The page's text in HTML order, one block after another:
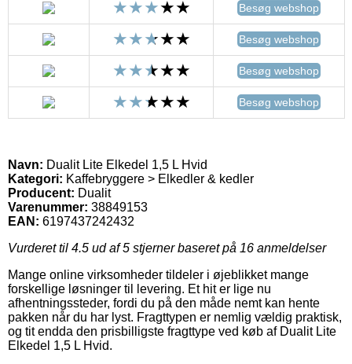
Besøg webshop
Besøg webshop
Besøg webshop
Besøg webshop
Navn: Dualit Lite Elkedel 1,5 L Hvid
Kategori: Kaffebryggere > Elkedler & kedler
Producent: Dualit
Varenummer: 38849153
EAN: 6197437242432
Vurderet til 4.5 ud af 5 stjerner baseret på 16 anmeldelser
Mange online virksomheder tildeler i øjeblikket mange
forskellige løsninger til levering. Et hit er lige nu
afhentningssteder, fordi du på den måde nemt kan hente
pakken når du har lyst. Fragttypen er nemlig vældig praktisk,
og tit endda den prisbilligste fragttype ved køb af Dualit Lite
Elkedel 1,5 L Hvid.